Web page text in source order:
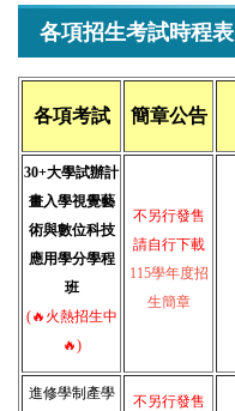
各項招生考試時程表
各項考試 簡章公告
30+大學試辦計
畫入學視覺藝
術與數位科技
應用學分學程
班
(🔥火熱招生中
🔥)
不另行發售
請自行下載
115學年度招
生簡章
進修學制產學
不另行發售